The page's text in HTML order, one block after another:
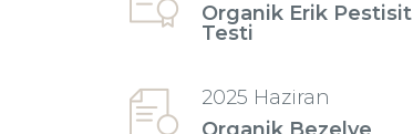
Organik Erik Pestisit
Testi
2025 Haziran